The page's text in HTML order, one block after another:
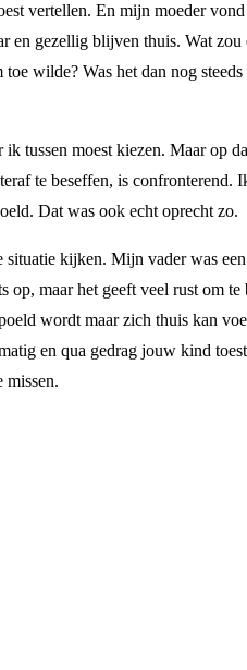
vertellen. En mijn moeder
gezellig blijven thuis. Wat zou
wilde? Was het dan nog
tussen moest kiezen. Maar op
te beseffen, is confronterend.
Dat was ook echt oprecht zo.
kijken. Mijn vader was
maar het geeft veel rust om
wordt maar zich thuis kan
en qua gedrag jouw kind
missen.